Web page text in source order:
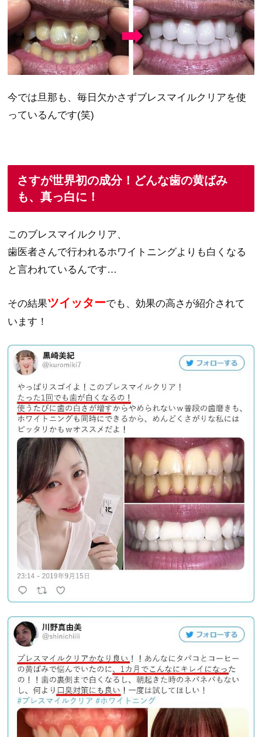
今では旦那も、毎日欠かさずブレスマイルクリアを使
っているんです(笑)
さすが世界初の成分！どんな歯の黄ばみ
も、真っ白に！
このブレスマイルクリア、
歯医者さんで行われるホワイトニングよりも白くなる
と言われているんです…
その結果ツイッターでも、効果の高さが紹介されて
います！